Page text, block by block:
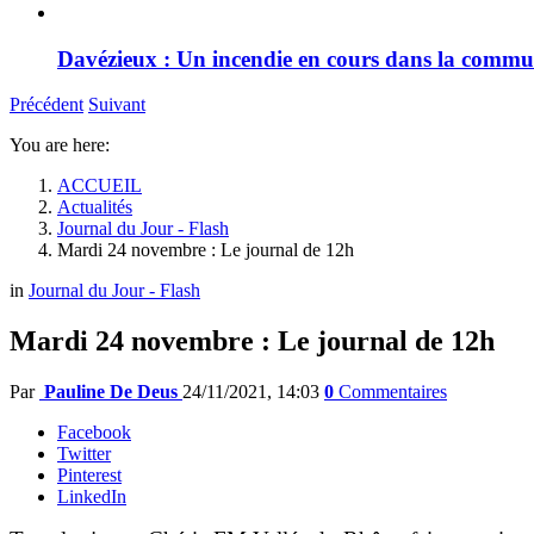
Davézieux : Un incendie en cours dans la
Précédent Suivant
You are here:
ACCUEIL
Actualités
Journal du Jour - Flash
Mardi 24 novembre : Le journal de 12h
in Journal du Jour - Flash
Mardi 24 novembre : Le journal de 12h
Par Pauline De Deus 24/11/2021, 14:03 0 Commentaires
Facebook
Twitter
Pinterest
LinkedIn